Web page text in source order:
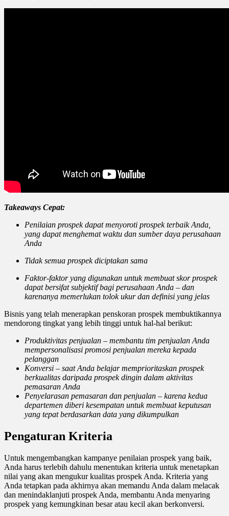
Takeaways Cepat:
Penilaian prospek dapat menyoroti prospek terbaik Anda,
yang dapat menghemat waktu dan sumber daya perusahaan
Anda
Tidak semua prospek diciptakan sama
Faktor-faktor yang digunakan untuk membuat skor prospek
dapat bersifat subjektif bagi perusahaan Anda – dan
karenanya memerlukan tolok ukur dan definisi yang jelas
Bisnis yang telah menerapkan penskoran prospek membuktikannya
mendorong tingkat yang lebih tinggi untuk hal-hal berikut:
Produktivitas penjualan – membantu tim penjualan Anda
mempersonalisasi promosi penjualan mereka kepada
pelanggan
Konversi – saat Anda belajar memprioritaskan prospek
berkualitas daripada prospek dingin dalam aktivitas
pemasaran Anda
Penyelarasan pemasaran dan penjualan – karena kedua
departemen diberi kesempatan untuk membuat keputusan
yang tepat berdasarkan data yang dikumpulkan
Pengaturan Kriteria
Untuk mengembangkan kampanye penilaian prospek yang baik,
Anda harus terlebih dahulu menentukan kriteria untuk menetapkan
nilai yang akan mengukur kualitas prospek Anda. Kriteria yang
Anda tetapkan pada akhirnya akan memandu Anda dalam melacak
dan menindaklanjuti prospek Anda, membantu Anda menyaring
prospek yang kemungkinan besar atau kecil akan berkonversi.